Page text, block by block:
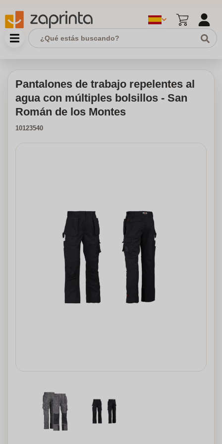
Pantalones de trabajo repelentes al
agua con múltiples bolsillos - San
Román de los Montes
10123540